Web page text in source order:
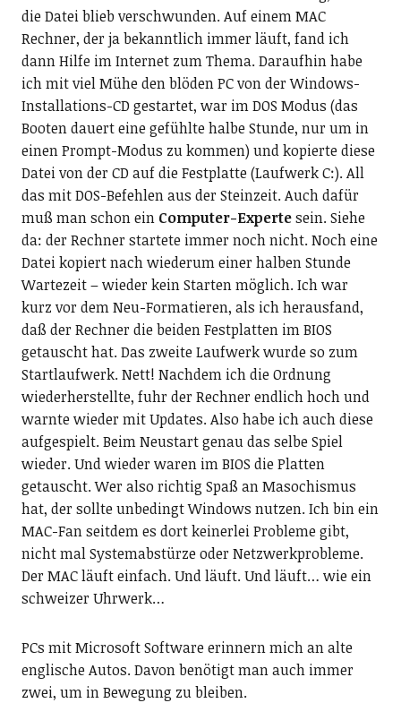
die Datei blieb verschwunden. Auf einem MAC
Rechner, der ja bekanntlich immer läuft, fand ich
dann Hilfe im Internet zum Thema. Daraufhin habe
ich mit viel Mühe den blöden PC von der Windows-
Installations-CD gestartet, war im DOS Modus (das
Booten dauert eine gefühlte halbe Stunde, nur um in
einen Prompt-Modus zu kommen) und kopierte diese
Datei von der CD auf die Festplatte (Laufwerk C:). All
das mit DOS-Befehlen aus der Steinzeit. Auch dafür
muß man schon ein Computer-Expertesein. Siehe
da: der Rechner startete immer noch nicht. Noch eine
Datei kopiert nach wiederum einer halben Stunde
Wartezeit – wieder kein Starten möglich. Ich war
kurz vor dem Neu-Formatieren, als ich herausfand,
daß der Rechner die beiden Festplatten im BIOS
getauscht hat. Das zweite Laufwerk wurde so zum
Startlaufwerk. Nett! Nachdem ich die Ordnung
wiederherstellte, fuhr der Rechner endlich hoch und
warnte wieder mit Updates. Also habe ich auch diese
aufgespielt. Beim Neustart genau das selbe Spiel
wieder. Und wieder waren im BIOS die Platten
getauscht. Wer also richtig Spaß an Masochismus
hat, der sollte unbedingt Windows nutzen. Ich bin ein
MAC-Fan seitdem es dort keinerlei Probleme gibt,
nicht mal Systemabstürze oder Netzwerkprobleme.
Der MAC läuft einfach. Und läuft. Und läuft… wie ein
schweizer Uhrwerk…
PCs mit Microsoft Software erinnern mich an alte
englische Autos. Davon benötigt man auch immer
zwei, um in Bewegung zu bleiben.